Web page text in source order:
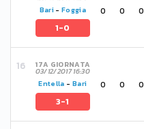
Bari-Foggia
1-0
0 0 0
17A GIORNATA
03/12/2017 16:30
Entella - Bari
3-1
0 0 0